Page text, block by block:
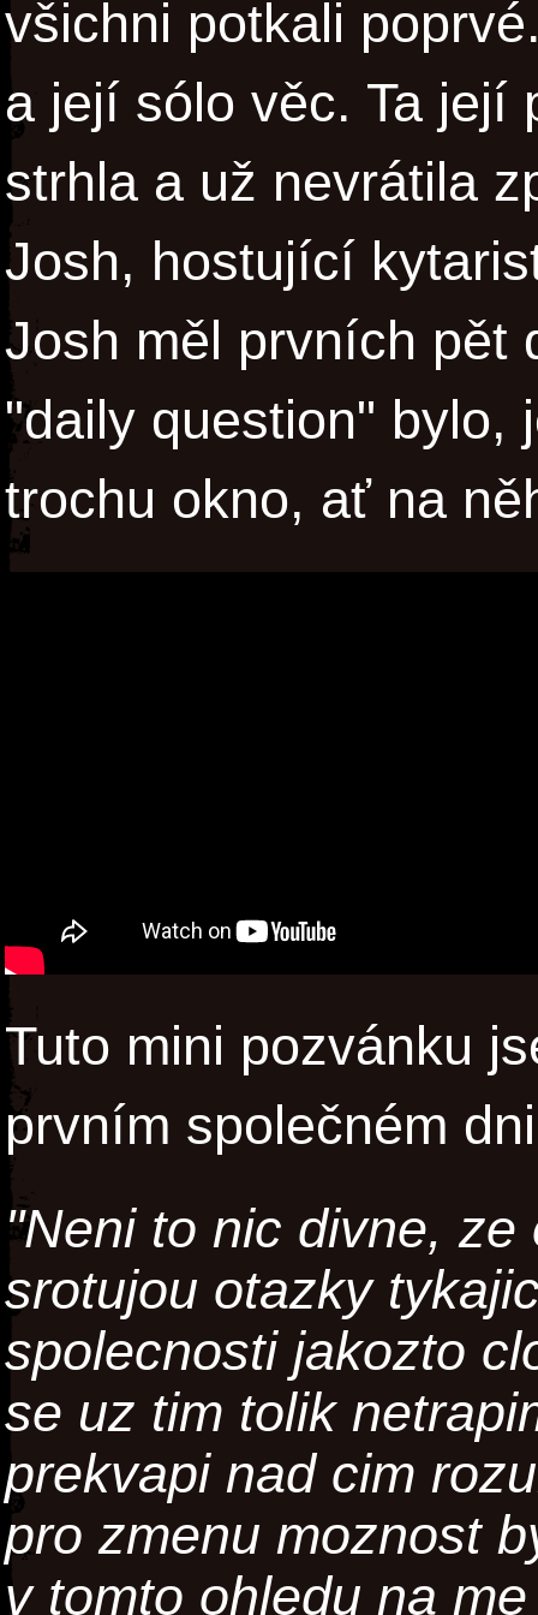
všichni potkali
a její sólo věc. Ta její
strhla a už nevrátila
Josh, hostující
Josh měl prvních pět
"daily question" bylo,
trochu okno, ať na
Tuto mini pozvánku
prvním společném
"Neni to nic divne,
srotujou otazky
spolecnosti jakozto
se uz tim tolik
prekvapi nad cim
pro zmenu moznost
v tomto ohledu na